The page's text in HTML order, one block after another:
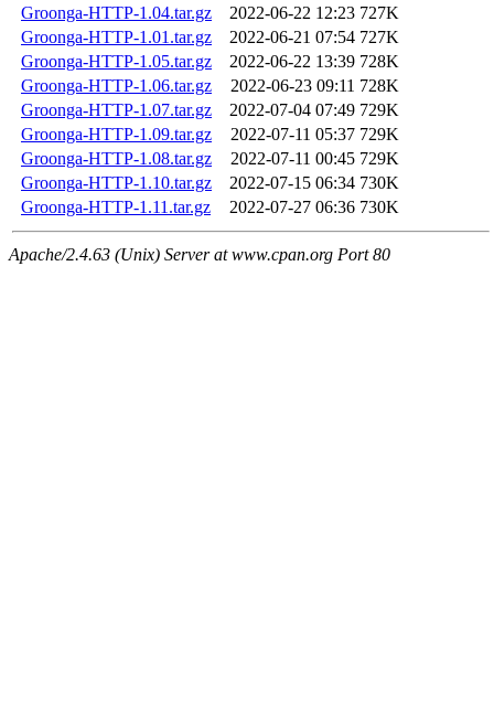
Groonga-HTTP-1.04.tar.gz
2022-06-22 12:23 727K
Groonga-HTTP-1.01.tar.gz
2022-06-21 07:54 727K
Groonga-HTTP-1.05.tar.gz
2022-06-22 13:39 728K
Groonga-HTTP-1.06.tar.gz
2022-06-23 09:11 728K
Groonga-HTTP-1.07.tar.gz
2022-07-04 07:49 729K
Groonga-HTTP-1.09.tar.gz
2022-07-11 05:37 729K
Groonga-HTTP-1.08.tar.gz
2022-07-11 00:45 729K
Groonga-HTTP-1.10.tar.gz
2022-07-15 06:34 730K
Groonga-HTTP-1.11.tar.gz
2022-07-27 06:36 730K
Apache/2.4.63 (Unix) Server at www.cpan.org Port 80